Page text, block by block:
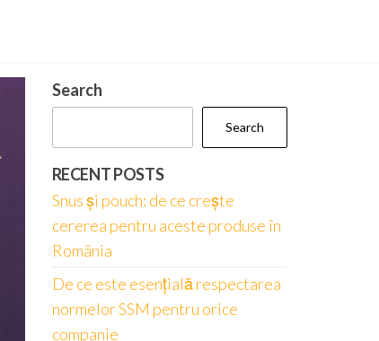
Search
Search
RECENT POSTS
Snus și pouch: de ce crește
cererea pentru aceste produse în
România
De ce este esențială respectarea
normelor SSM pentru orice
companie